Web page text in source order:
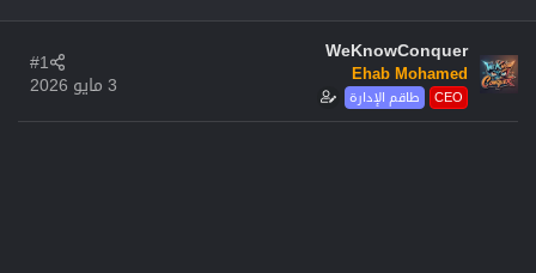
WeKnowConquer
Ehab Mohamed
طاقم الإدارة CEO
3 مايو 2026
#1